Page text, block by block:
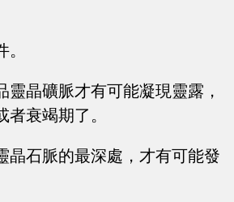
晶礦脈才有可能凝現靈露，
衰竭期了。
晶石脈的最深處，才有可能發